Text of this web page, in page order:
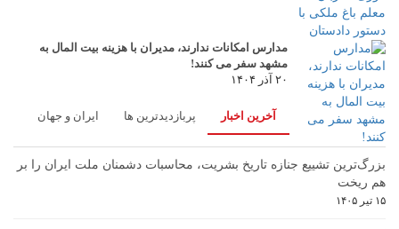
مدارس امکانات ندارند، مدیران با هزینه بیت المال به
مشهد سفر می کنند!
۲۰ آذر ۱۴۰۴
آخرین اخبار پربازدیدترین ها ایران و جهان
بزرگ‌ترین تشییع جنازه تاریخ بشریت، محاسبات دشمنان ملت ایران را بر
هم ریخت
۱۵ تیر ۱۴۰۵